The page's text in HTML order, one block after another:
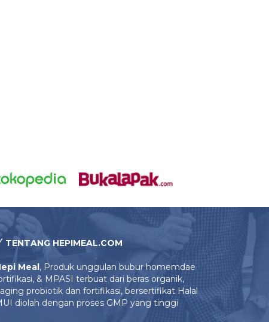
TENTANG HEPIMEAL.COM
Meal , Produk unggulan bubur homemdae
& MPASI terbuat dari beras organik,
probiotik dan fortifikasi, bersertifikat Halal
diolah dengan proses GMP yang tinggi